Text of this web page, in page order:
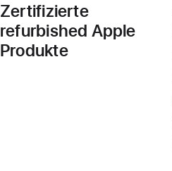
Zertifizierte
refurbished Apple
Produkte